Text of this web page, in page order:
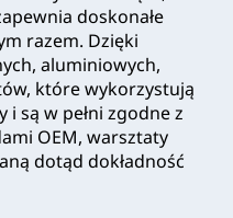
doskonałe
razem. Dzięki
aluminiowych,
które wykorzystują
są w pełni zgodne z
OEM, warsztaty
dotąd dokładność